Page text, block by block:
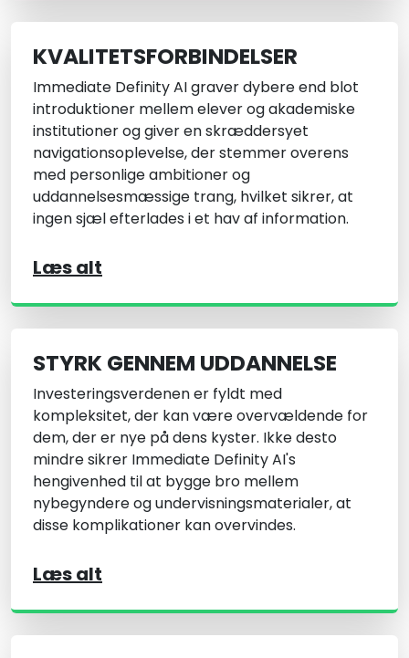
KVALITETSFORBINDELSER
Immediate Definity AI graver dybere end blot
introduktioner mellem elever og akademiske
institutioner og giver en skræddersyet
navigationsoplevelse, der stemmer overens
med personlige ambitioner og
uddannelsesmæssige trang, hvilket sikrer, at
ingen sjæl efterlades i et hav af information.
Læs alt
STYRK GENNEM UDDANNELSE
Investeringsverdenen er fyldt med
kompleksitet, der kan være overvældende for
dem, der er nye på dens kyster. Ikke desto
mindre sikrer Immediate Definity AI's
hengivenhed til at bygge bro mellem
nybegyndere og undervisningsmaterialer, at
disse komplikationer kan overvindes.
Læs alt